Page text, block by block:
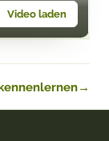
Video laden
→